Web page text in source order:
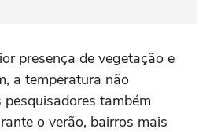
presença de vegetação e
a temperatura não
também
o verão, bairros mais